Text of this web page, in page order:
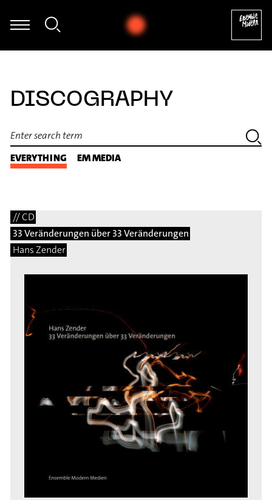
- aus: The Yellow Shark (Arr. Ali N. Askin) (1992) [excerpt]
DISCOGRAPHY
EVERYTHING EM MEDIA
// CD
33 Veränderungen über 33 Veränderungen
Hans Zender